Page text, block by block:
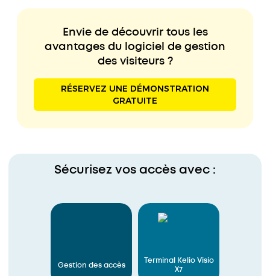
Envie de découvrir tous les
avantages du logiciel de gestion
des visiteurs ?
RÉSERVEZ UNE DÉMONSTRATION
GRATUITE
Sécurisez vos accès avec :
Gestion des accès
Terminal Kelio Visio
X7